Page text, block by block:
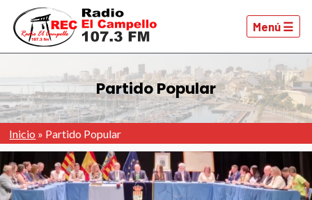
Menú ☰
Partido Popular
Inicio » Partido Popular